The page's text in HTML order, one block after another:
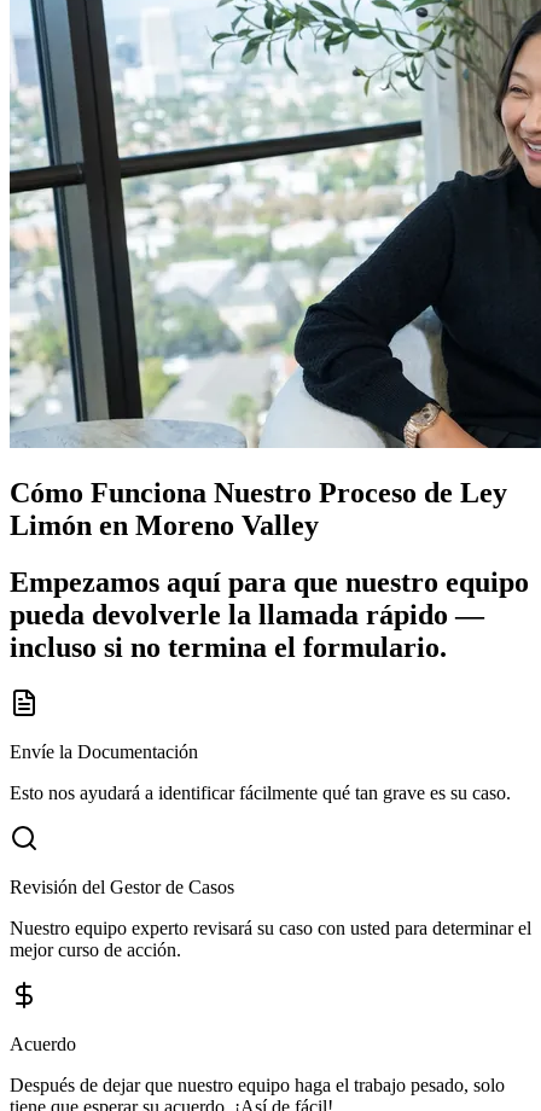
Cómo Funciona Nuestro Proceso de Ley
Limón en Moreno Valley
Empezamos aquí para que nuestro equipo
pueda devolverle la llamada rápido —
incluso si no termina el formulario.
Envíe la Documentación
Esto nos ayudará a identificar fácilmente qué tan grave es su caso.
Revisión del Gestor de Casos
Nuestro equipo experto revisará su caso con usted para determinar el
mejor curso de acción.
Acuerdo
Después de dejar que nuestro equipo haga el trabajo pesado, solo
tiene que esperar su acuerdo. ¡Así de fácil!